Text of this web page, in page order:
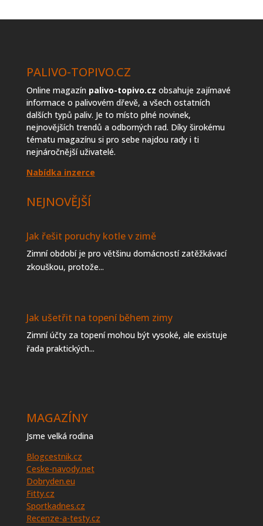
PALIVO-TOPIVO.CZ
Online magazín palivo-topivo.cz obsahuje zajímavé
informace o palivovém dřevě, a všech ostatních
dalších typů paliv. Je to místo plné novinek,
nejnovějších trendů a odborných rad. Díky širokému
tématu magazínu si pro sebe najdou rady i ti
nejnáročnější uživatelé.
Nabídka inzerce
NEJNOVĚJŠÍ
Jak řešit poruchy kotle v zimě
Zimní období je pro většinu domácností zatěžkávací
zkouškou, protože...
Jak ušetřit na topení během zimy
Zimní účty za topení mohou být vysoké, ale existuje
řada praktických...
MAGAZÍNY
Jsme velká rodina
Blogcestnik.cz
Ceske-navody.net
Dobryden.eu
Fitty.cz
Sportkadnes.cz
Recenze-a-testy.cz